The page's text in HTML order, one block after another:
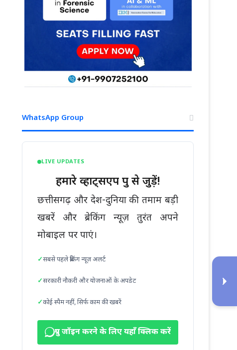
WhatsApp Group
LIVE UPDATES
हमारे व्हाट्सएप ग्रुप से जुड़ें!
छत्तीसगढ़ और देश-दुनिया की तमाम बड़ी
खबरें और ब्रेकिंग न्यूज़ तुरंत अपने
मोबाइल पर पाएं।
सबसे पहले ब्रेकिंग न्यूज़ अलर्ट
सरकारी नौकरी और योजनाओं के अपडेट
कोई स्पैम नहीं, सिर्फ काम की खबरें
ग्रुप जॉइन करने के लिए यहाँ क्लिक करें